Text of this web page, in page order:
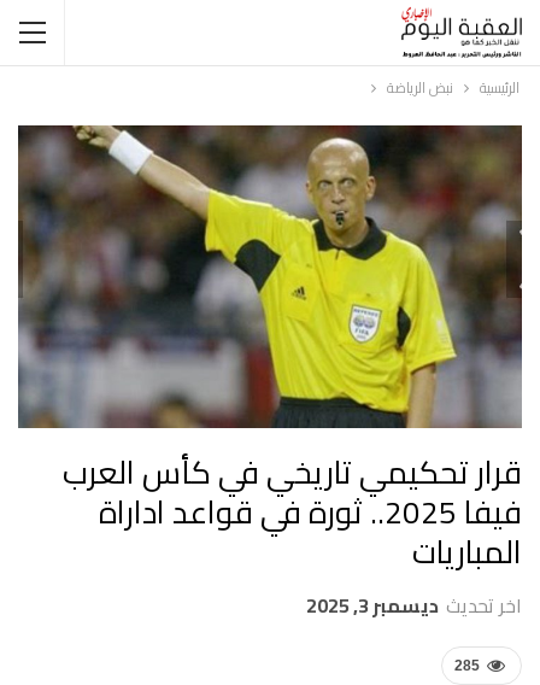
الرئيسية نبض الرياضة
قرار تحكيمي تاريخي في كأس العرب
فيفا 2025.. ثورة في قواعد اداراة
المباريات
اخر تحديث ديسمبر 3, 2025
285